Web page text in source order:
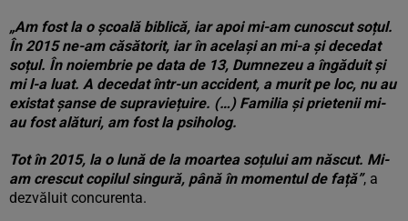
„Am fost la o școală biblică, iar apoi mi-am cunoscut soțul.
În 2015 ne-am căsătorit, iar în același an mi-a și decedat
soțul. În noiembrie pe data de 13, Dumnezeu a îngăduit și
mi l-a luat. A decedat într-un accident, a murit pe loc, nu au
existat șanse de supraviețuire. (…) Familia și prietenii mi-
au fost alături, am fost la psiholog.
Tot în 2015, la o lună de la moartea soțului am născut. Mi-
am crescut copilul singură, până în momentul de față”, a
dezvăluit concurenta.